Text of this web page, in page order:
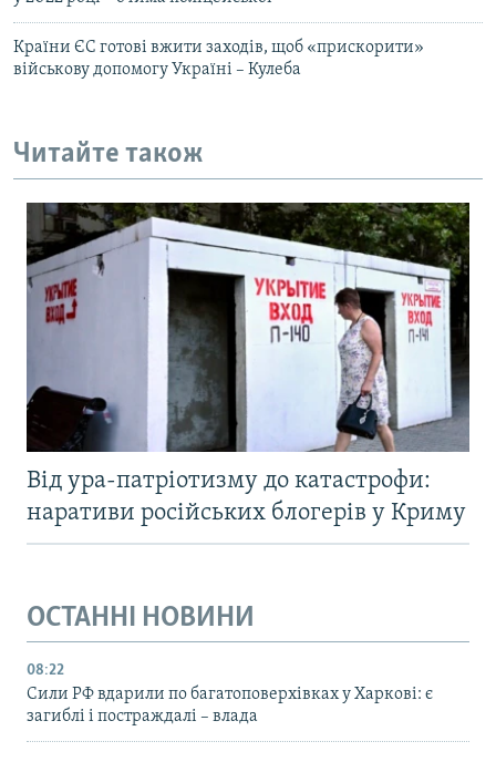
Країни ЄС готові вжити заходів, щоб «прискорити»
військову допомогу Україні – Кулеба
Читайте також
Від ура-патріотизму до катастрофи:
наративи російських блогерів у Криму
ОСТАННІ НОВИНИ
08:22
Сили РФ вдарили по багатоповерхівках у Харкові: є
загиблі і постраждалі – влада